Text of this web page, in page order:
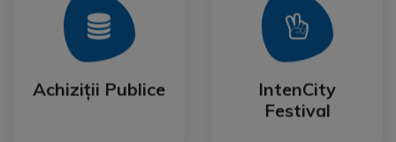
Achiziții Publice
Achiziții Publice
Mai Mult
IntenCity
Festival
IntenCity
Festival
Mai Mult